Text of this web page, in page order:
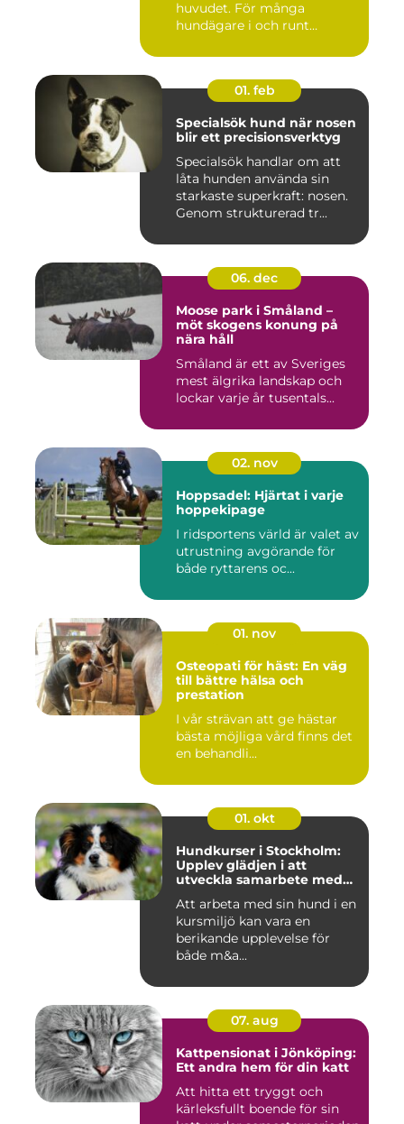
huvudet. För många
hundägare i och runt
01. feb
Specialsök hund när nosen
blir ett precisionsverktyg
Specialsök handlar om att
låta hunden använda sin
starkaste superkraft: nosen.
Genom strukturerad tr...
06. dec
Moose park i Småland –
möt skogens konung på
nära håll
Småland är ett av Sveriges
mest älgrika landskap och
lockar varje år tusentals...
02. nov
Hoppsadel: Hjärtat i varje
hoppekipage
I ridsportens värld är valet av
utrustning avgörande för
både ryttarens oc...
01. nov
Osteopati för häst: En väg
till bättre hälsa och
prestation
I vår strävan att ge hästar
bästa möjliga vård finns det
en behandli...
01. okt
Hundkurser i Stockholm:
Upplev glädjen i att
utveckla samarbete med
Att arbeta med sin hund i en
kursmiljö kan vara en
berikande upplevelse för
både m&a...
07. aug
Kattpensionat i Jönköping:
Ett andra hem för din katt
Att hitta ett tryggt och
kärleksfullt boende för sin